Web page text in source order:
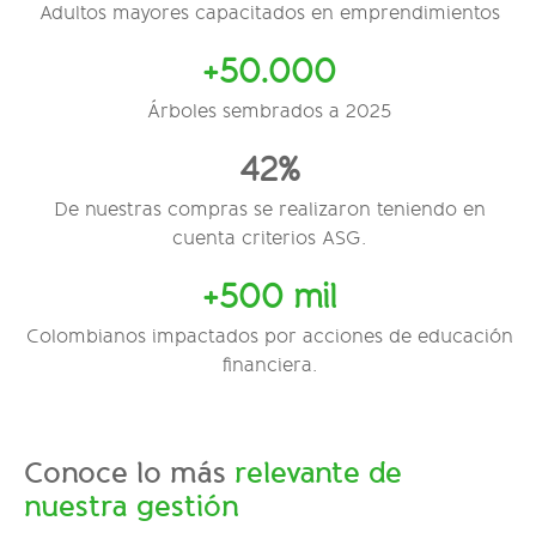
Adultos mayores capacitados en emprendimientos
+50.000
Árboles sembrados a 2025
42%
De nuestras compras se realizaron teniendo en
cuenta criterios ASG.
+500 mil
Colombianos impactados por acciones de educación
financiera.
Conoce lo más relevante de
nuestra gestión